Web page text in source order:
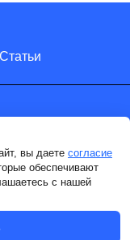
Статьи
вы даете согласие
обеспечивают
с нашей